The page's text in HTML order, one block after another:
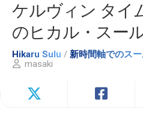
ケルヴィン タイ
のヒカル・スー
Hikaru Sulu / 新時間軸でのス
masaki